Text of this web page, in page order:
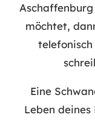
möchtet,
Eine
Leben